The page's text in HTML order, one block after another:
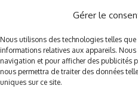
Gérer le
Nous utilisons des technologies telles
informations relatives aux appareils.
navigation et pour afficher des publicités
nous permettra de traiter des données
uniques sur ce site.